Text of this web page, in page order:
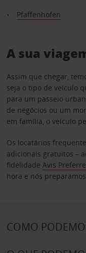
Pfaffenhofen
A sua
Assim que chegar,
seja o tipo de veículo
para um passeio
de negócios ou um
em família, o veículo
Os locatários
adicionais gratuitos –
fidelidade Avis
hora e nós
COMO